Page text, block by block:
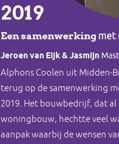
2019
Een samenwerking met
Jeroen van Eijk & Jasmijn
Alphons Coolen uit Midden-
terug op de samenwerking
2019. Het bouwbedrijf, dat al
woningbouw, hechtte veel
aanpak waarbij de wensen